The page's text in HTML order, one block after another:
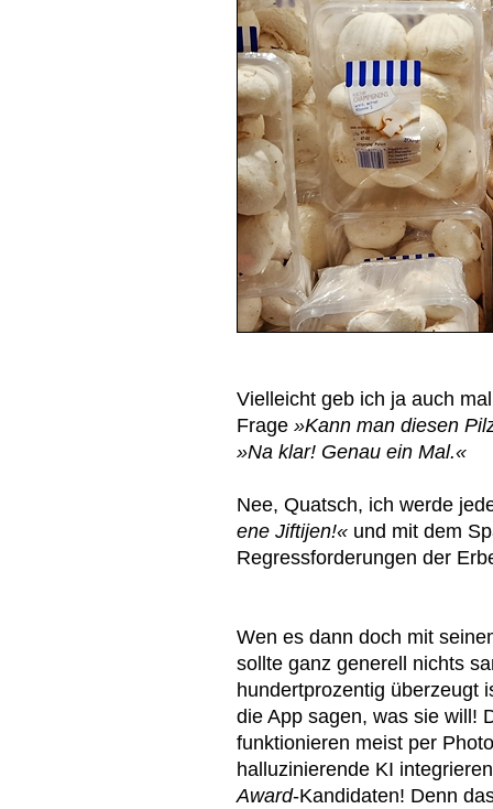
Vielleicht geb ich ja auch
Frage »Kann man diesen
»Na klar! Genau ein Mal.«
Nee, Quatsch, ich werde
ene Jiftijen!« und mit dem
Regressforderungen der
Wen es dann doch mit
sollte ganz generell nichts
hundertprozentig überzeugt
die App sagen, was sie will!
funktionieren meist per
halluzinierende KI
Award-Kandidaten! Denn